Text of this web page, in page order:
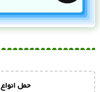
حمل